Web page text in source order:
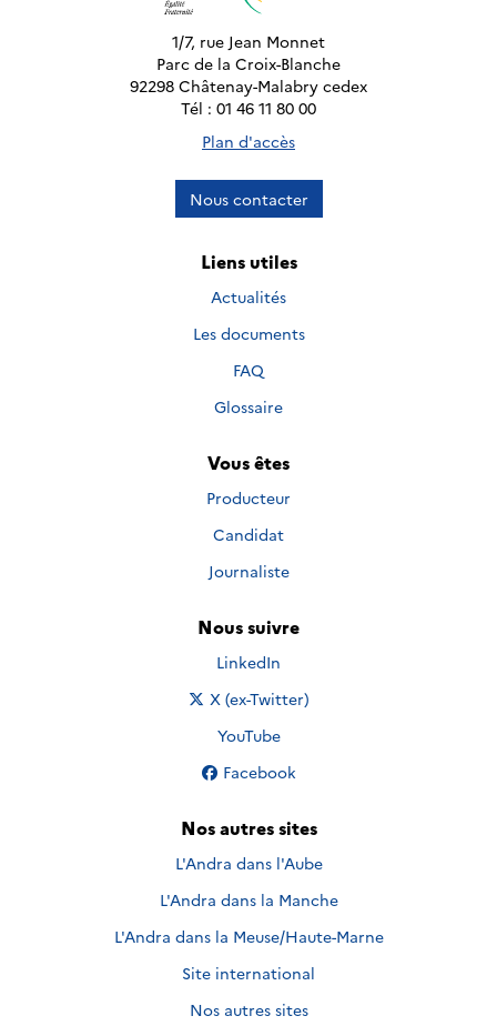
1/7, rue Jean Monnet
Parc de la Croix-Blanche
92298 Châtenay-Malabry cedex
Tél : 01 46 11 80 00
Plan d'accès
Nous contacter
Liens utiles
Actualités
Les documents
FAQ
Glossaire
Vous êtes
Producteur
Candidat
Journaliste
Nous suivre
Nous suivre sur
LinkedIn
Nous suivre sur
X (ex-Twitter)
Nous suivre sur
YouTube
Nous suivre sur
Facebook
Nos autres sites
L'Andra dans l'Aube
L'Andra dans la Manche
L'Andra dans la Meuse/Haute-Marne
Site international
Nos autres sites